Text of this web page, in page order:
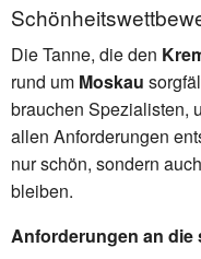
Die Tanne, die den
rund um Moskau
brauchen Spezialisten,
allen Anforderungen
nur schön, sondern
bleiben.
Anforderungen an die